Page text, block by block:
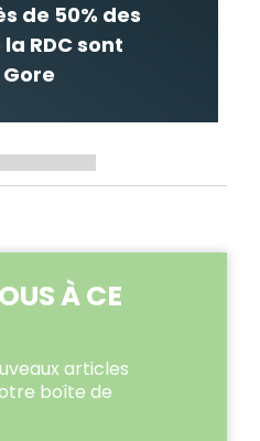
de 50% des
RDC sont
5 6 7 8 9 10
À CE
articles
boîte de